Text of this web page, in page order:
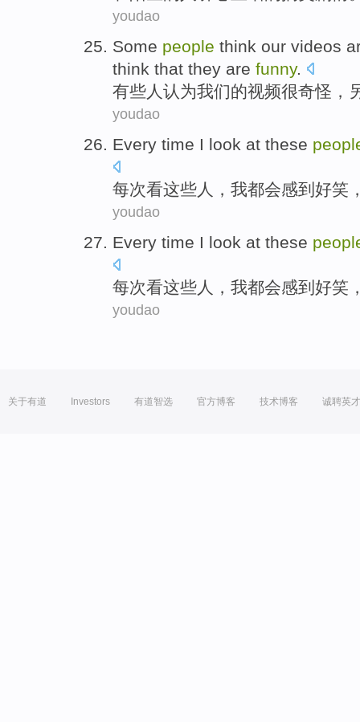
youdao
Some people think our videos
think that they are funny.
有些人 认为我们的视频很奇怪 ，
youdao
Every time I look at these
每次看这些人 ， 我都会感到 好笑
youdao
Every time I look at these
每次看这些人 ， 我都会感到 好笑
youdao
关于有道 Investors 有道智选 官方博客 技术博客 诚聘英才